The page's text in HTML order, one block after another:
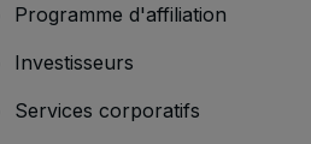
Programme d'affiliation
Investisseurs
Services corporatifs